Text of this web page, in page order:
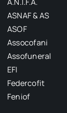
ASNAF & AS
ASOF
Assocofani
Assofuneral
EFI
Federcofit
Feniof